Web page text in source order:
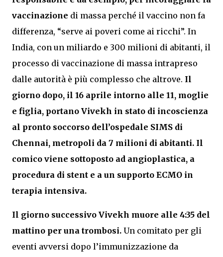
vaccinazione di massa perché il vaccino non fa
differenza, “serve ai poveri come ai ricchi”. In
India, con un miliardo e 300 milioni di abitanti, il
processo di vaccinazione di massa intrapreso
dalle autorità è più complesso che altrove. Il
giorno dopo, il 16 aprile intorno alle 11, moglie
e figlia, portano Vivekh in stato di incoscienza
al pronto soccorso dell’ospedale SIMS di
Chennai, metropoli da 7 milioni di abitanti. Il
comico viene sottoposto ad angioplastica, a
procedura di stent e a un supporto ECMO in
terapia intensiva.
Il giorno successivo Vivekh muore alle 4:35 del
mattino per una trombosi. Un comitato per gli
eventi avversi dopo l’immunizzazione da